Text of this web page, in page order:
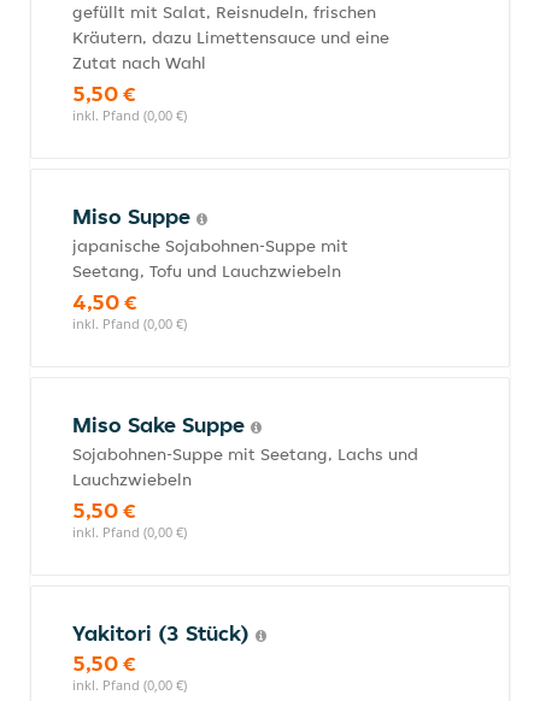
gefüllt mit Salat, Reisnudeln, frischen
Kräutern, dazu Limettensauce und eine
Zutat nach Wahl
5,50 €
inkl. Pfand (0,00 €)
Miso Suppe
japanische Sojabohnen-Suppe mit
Seetang, Tofu und Lauchzwiebeln
4,50 €
inkl. Pfand (0,00 €)
Miso Sake Suppe
Sojabohnen-Suppe mit Seetang, Lachs und
Lauchzwiebeln
5,50 €
inkl. Pfand (0,00 €)
Yakitori (3 Stück)
5,50 €
inkl. Pfand (0,00 €)